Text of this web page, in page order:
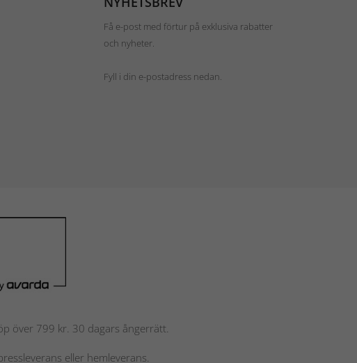
Få e-post med förtur på exklusiva rabatter
och nyheter.
Fyll i din e-postadress nedan.
över 799 kr. 30 dagars ångerrätt.
eller hemleverans.